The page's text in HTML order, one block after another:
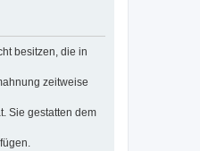
besitzen, die in
zeitweise
Sie gestatten dem